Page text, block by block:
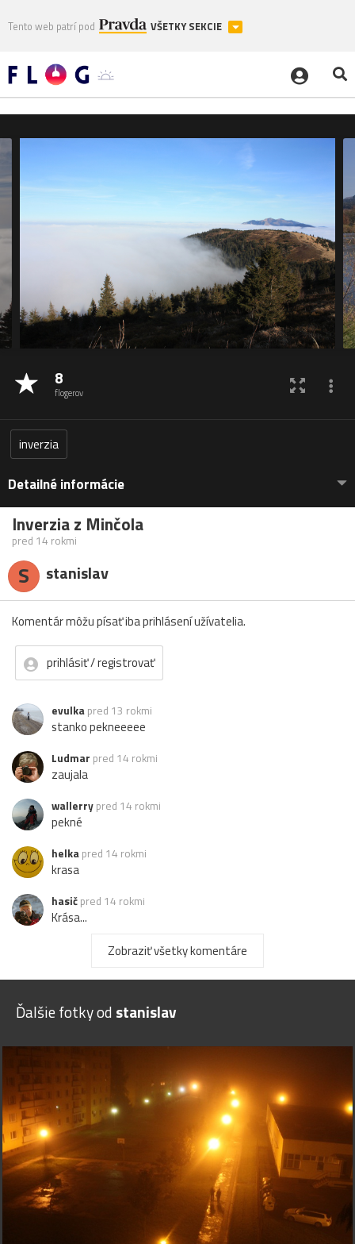
Tento web patrí pod VŠETKY SEKCIE
8
flogerov
inverzia
Detailné informácie
Inverzia z Minčola
pred 14 rokmi
S stanislav
Komentár môžu písať iba prihlásení užívatelia.
prihlásiť / registrovať
evulka pred 13 rokmi
stanko pekneeeee
Ludmar pred 14 rokmi
zaujala
wallerry pred 14 rokmi
pekné
helka pred 14 rokmi
krasa
hasič pred 14 rokmi
Krása...
pred 14 rokmi
krásny výhľa a hlavne vpravo - na obzore...
Zobraziť všetky komentáre
Ďalšie fotky od stanislav